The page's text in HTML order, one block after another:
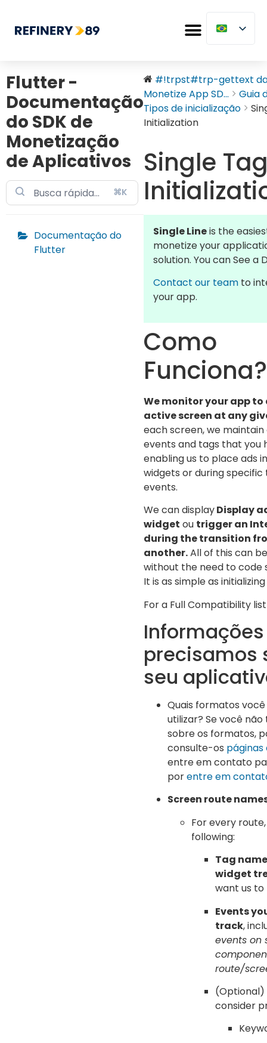
Flutter -
Documentação
do SDK de
Monetização
de Aplicativos
⌘K
Documentação do
Flutter
#!trpst#trp-gettext
Monetize App SD...
Guia
Tipos de inicialização
Initialization
Single
Single Lineis the
monetize your
solution. You can See a
Contact our team to
your app.
Como
Funciona?
We monitor your app
active screen at any
each screen, we
events and tags that you
enabling us to place ads
widgets or during specific
events.
We can displayDisplay
widget ou trigger an
during the transition
another.All of this can
without the need to code
It is as simple as initializing
For a Full Compatibility
precisamos
seu
Quais formatos
utilizar? Se você
sobre os formatos,
consulte-os páginas
entre em contato
porentre em
Screen route
For every
following:
Tag
widget
want us to
Events
track,
events on
route/
(Optional)
consider